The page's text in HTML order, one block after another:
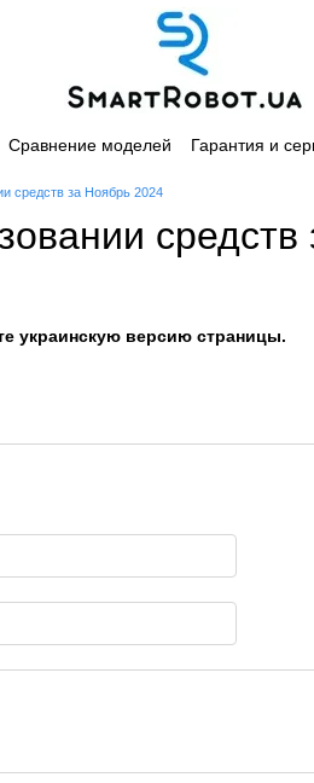
Сравнение моделей Гарантия и
средств за Ноябрь 2024
украинскую версию страницы.